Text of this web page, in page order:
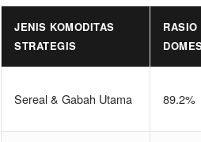
JENIS KOMODITAS
STRATEGIS
RASIO
Sereal & Gabah Utama 89.2%